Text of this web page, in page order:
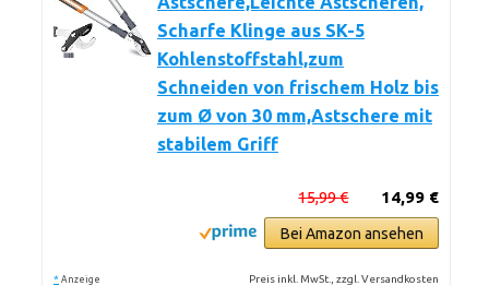
Scharfe Klinge aus SK-5
Kohlenstoffstahl,zum
Schneiden von frischem Holz bis
zum Ø von 30 mm,Astschere mit
stabilem Griff
14,99 €
15,99 €
Bei Amazon ansehen
* Anzeige Preis inkl. MwSt., zzgl. Versandkosten